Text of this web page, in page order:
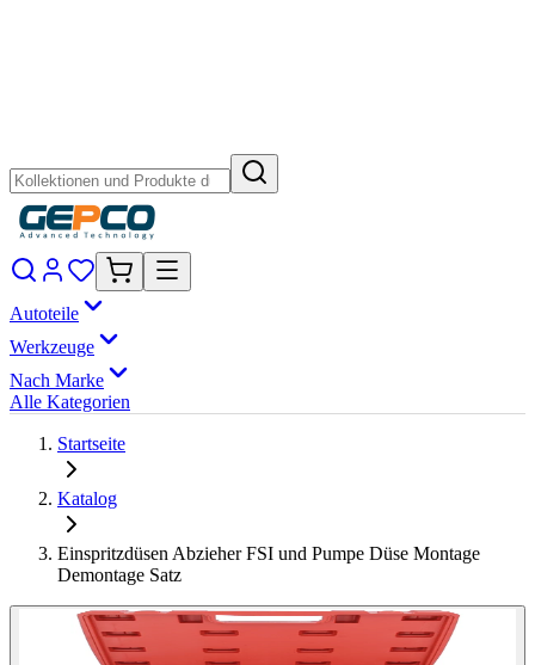
Autoteile
Werkzeuge
Nach Marke
Alle Kategorien
Startseite
Katalog
Einspritzdüsen Abzieher FSI und Pumpe Düse Montage
Demontage Satz